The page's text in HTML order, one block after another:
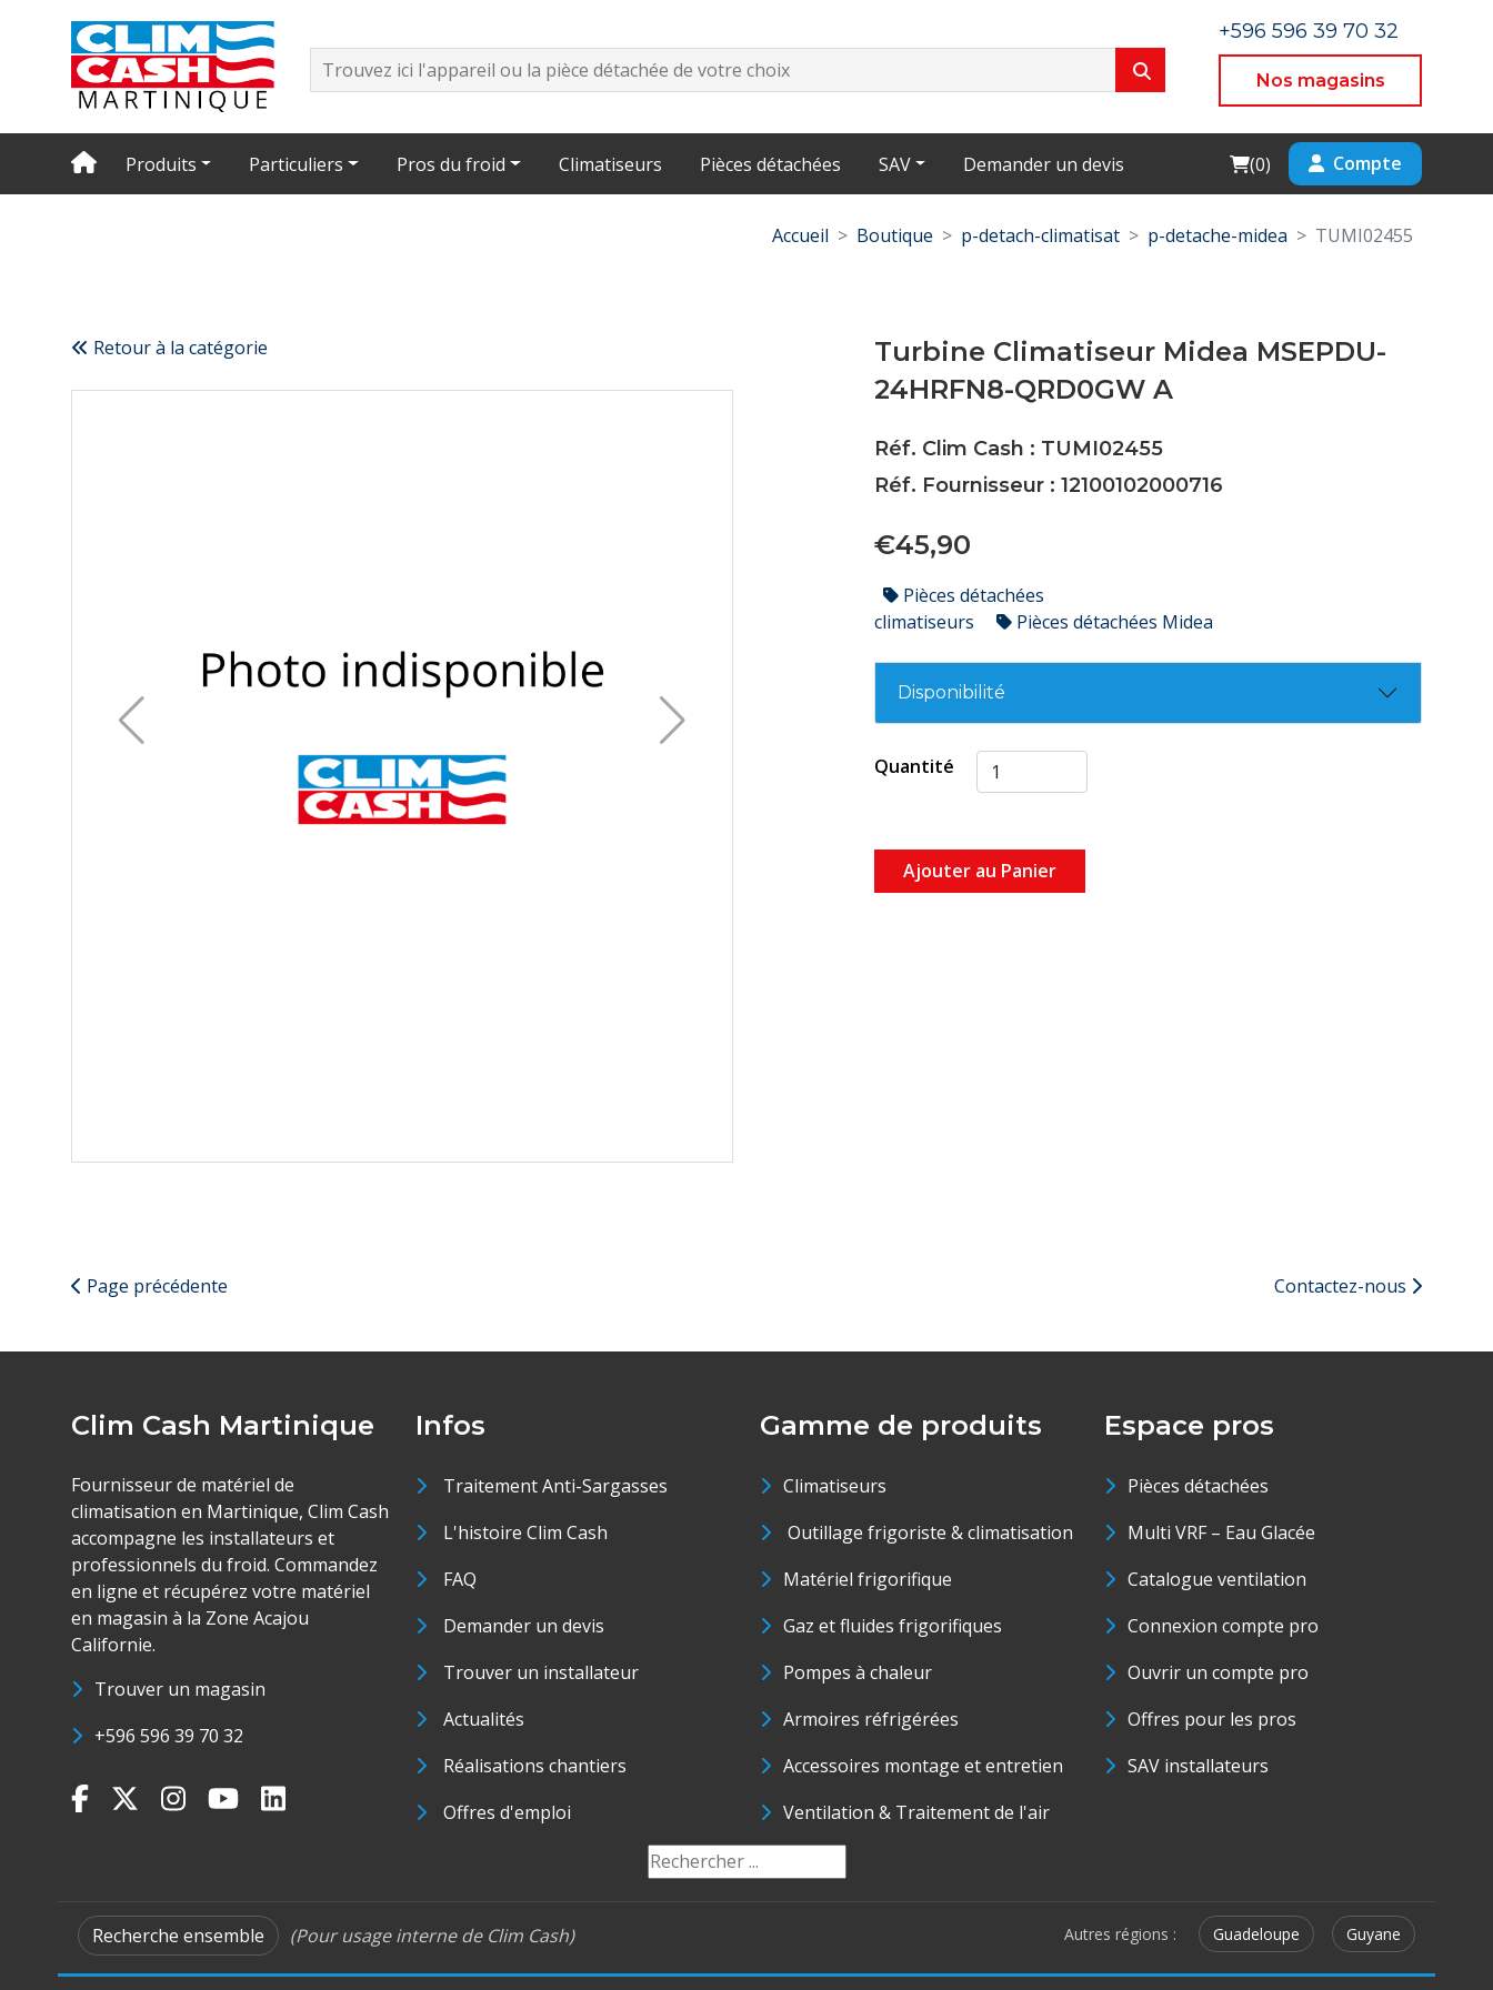
+596 596 39 70 32
Nos magasins
Produits Particuliers Pros du froid Climatiseurs Pièces détachées SAV Demander un devis Cart
(0) Compte
Accueil Boutique p-detach-climatisat p-detache-midea TUMI02455
Retour à la catégorie
Turbine Climatiseur Midea MSEPDU-
24HRFN8-QRD0GW A
Réf. Clim Cash : TUMI02455
Réf. Fournisseur : 12100102000716
€45,90
Pièces détachées
climatiseurs
Pièces détachées Midea
Disponibilité
Quantité
Ajouter au Panier
Page précédente Contactez-nous
Clim Cash Martinique
Fournisseur de matériel de
climatisation en Martinique, Clim Cash
accompagne les installateurs et
professionnels du froid. Commandez
en ligne et récupérez votre matériel
en magasin à la Zone Acajou
Californie.
Trouver un magasin
+596 596 39 70 32
Infos
Traitement Anti-Sargasses
L'histoire Clim Cash
FAQ
Demander un devis
Trouver un installateur
Actualités
Réalisations chantiers
Offres d'emploi
Gamme de produits
Climatiseurs
Outillage frigoriste & climatisation
Matériel frigorifique
Gaz et fluides frigorifiques
Pompes à chaleur
Armoires réfrigérées
Accessoires montage et entretien
Ventilation & Traitement de l'air
Espace pros
Pièces détachées
Multi VRF – Eau Glacée
Catalogue ventilation
Connexion compte pro
Ouvrir un compte pro
Offres pour les pros
SAV installateurs
Recherche ensemble (Pour usage interne de Clim Cash) Autres régions : Guadeloupe Guyane